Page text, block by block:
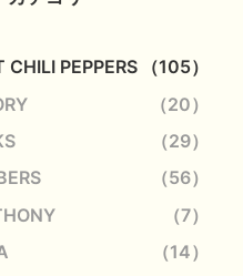
CHILI PEPPERS
105
20
29
56
7
14